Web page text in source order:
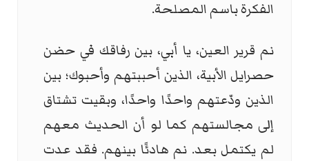
الفكرة باسم المصلحة.
نم قرير العين، يا أبي، بين رفاقك في حضن
حصرايل الأبية، الذين أحببتهم وأحبوك؛ بين
الذين ودّعتهم واحدًا واحدًا، وبقيت تشتاق
إلى مجالستهم كما لو أن الحديث معهم
لم يكتمل بعد. نم هادئًا بينهم. فقد عدت